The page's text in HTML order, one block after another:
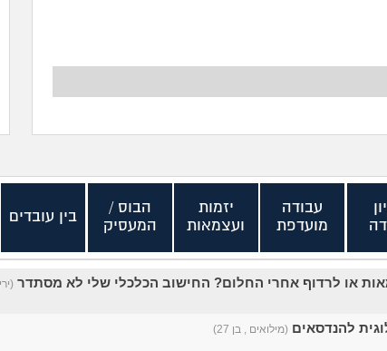
עבודה
מועדפת
יזמות
ועצמאות
הבוס /
המעסיק
בין עובדים
או לרדוף אחרי החלום? החישוב הכלכלי שלי לא מסתדר
להנדסאים (מילואים , בן 27)